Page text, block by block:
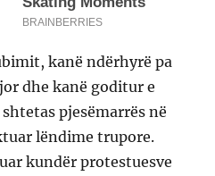
kanë ndërhyrë pa
dhe kanë goditur e
pjesëmarrës në
lëndime trupore.
kundër protestuesve